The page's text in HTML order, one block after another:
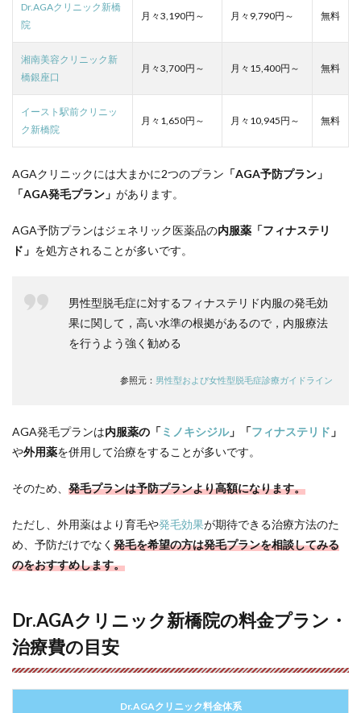
Dr.AGAクリニック新橋
院
月々3,190円～ 月々9,790円～ 無料
湘南美容クリニック新
橋銀座口
月々3,700円～ 月々15,400円～ 無料
イースト駅前クリニッ
ク新橋院
月々1,650円～ 月々10,945円～ 無料
AGAクリニックには大まかに2つのプラン 「AGA予防プラン」
「AGA発毛プラン」 があります。
AGA予防プランはジェネリック医薬品の内服薬「フィナステリ
ド」 を処方されることが多いです。
男性型脱毛症に対するフィナステリド内服の発毛効
果に関して，高い水準の根拠があるので，内服療法
を行うよう強く勧める
参照元： 男性型および女性型脱毛症診療ガイドライン
AGA発毛プランは内服薬の「ミノキシジル」「フィナステリド 」
や外用薬を併用して治療をすることが多いです。
そのため、 発毛プランは予防プランより高額になります。
ただし、外用薬はより育毛や発毛効果が期待できる治療方法のた
め、予防だけでなく 発毛を希望の方は発毛プランを相談してみる
のをおすすめします。
Dr.AGAクリニック新橋院の料金プラン・
治療費の目安
Dr.AGAクリニック料金体系